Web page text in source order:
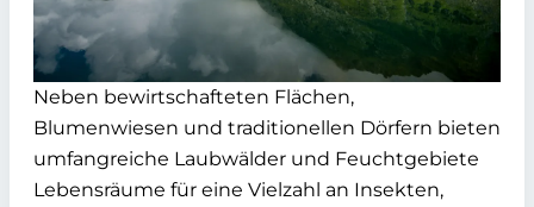
Neben bewirtschafteten Flächen,
Blumenwiesen und traditionellen Dörfern bieten
umfangreiche Laubwälder und Feuchtgebiete
Lebensräume für eine Vielzahl an Insekten,